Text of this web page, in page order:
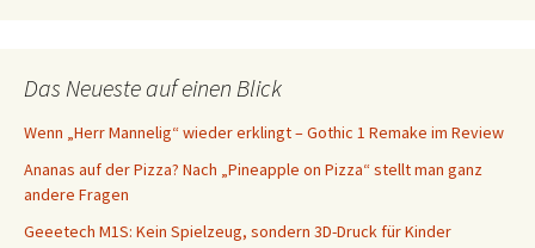
Das Neueste auf einen Blick
Wenn „Herr Mannelig“ wieder erklingt – Gothic 1 Remake im Review
Ananas auf der Pizza? Nach „Pineapple on Pizza“ stellt man ganz
andere Fragen
Geeetech M1S: Kein Spielzeug, sondern 3D-Druck für Kinder